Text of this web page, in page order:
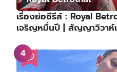
เรื่องย่อซีรีส์ : Royal
เจริญหมื่นปี | สัญญาวิวาห์